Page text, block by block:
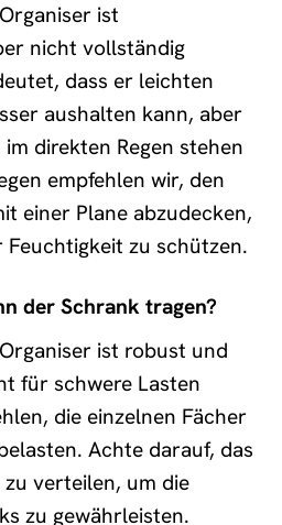
ist
nicht vollständig
dass er leichten
aushalten kann, aber
direkten Regen stehen
empfehlen wir, den
einer Plane abzudecken,
Feuchtigkeit zu schützen.
der Schrank tragen?
ist robust und
für schwere Lasten
die einzelnen Fächer
Achte darauf, das
verteilen, um die
zu gewährleisten.